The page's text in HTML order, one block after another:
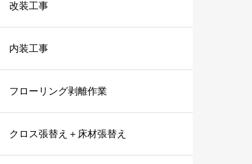
改装工事
内装工事
フローリング剥離作業
クロス張替え＋床材張替え